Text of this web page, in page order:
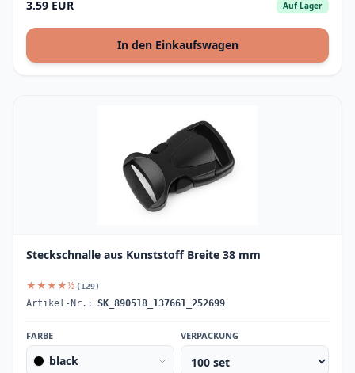
3.59 EUR Auf Lager
In den Einkaufswagen
Steckschnalle aus Kunststoff Breite 38 mm
★★★★½ (129)
Artikel-Nr.: SK_890518_137661_252699
FARBE
black
VERPACKUNG